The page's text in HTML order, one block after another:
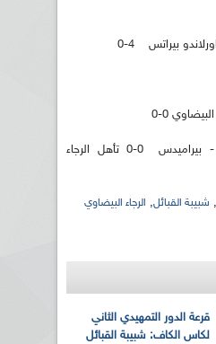
بيراتس 4-0
0-0
العودة: الرجاء البيضاوي - بيراميدس 0-0 تأهل الرجاء
, شبيبة القبائل, الرجاء البيضاوي
قرعة الدور التمهيدي الثاني
لكاس الكاف: شبيبة القبائل